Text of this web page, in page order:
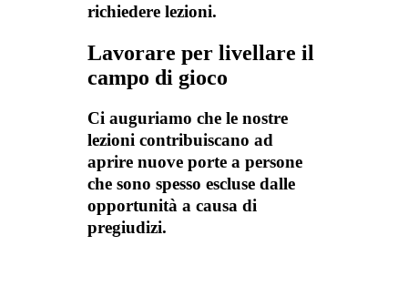
richiedere lezioni.
Lavorare per livellare il
campo di gioco
Ci auguriamo che le nostre
lezioni contribuiscano ad
aprire nuove porte a persone
che sono spesso escluse dalle
opportunità a causa di
pregiudizi.